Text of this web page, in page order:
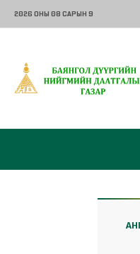
2026 ОНЫ 08 САРЫН 9